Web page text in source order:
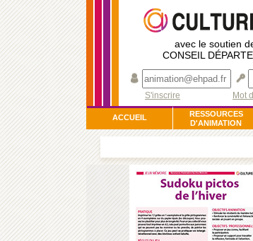
avec le soutien
CONSEIL
S'inscrire
Mot
ACCUEIL
RESSOURCES
D'ANIMATION